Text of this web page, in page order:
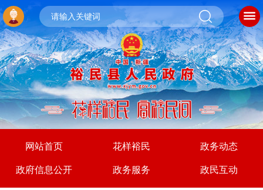
网站首页 花样裕民 政务动态
政府信息公开 政务服务 政民互动